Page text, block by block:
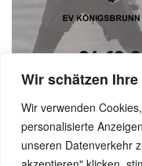
Wir schätzen
Wir verwenden
personalisierte
unseren Datenverkehr